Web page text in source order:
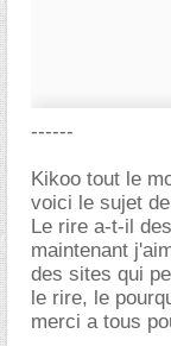
------
Kikoo tout le
voici le sujet
Le rire a-t-il
maintenant
des sites qui
le rire, le
merci a tous